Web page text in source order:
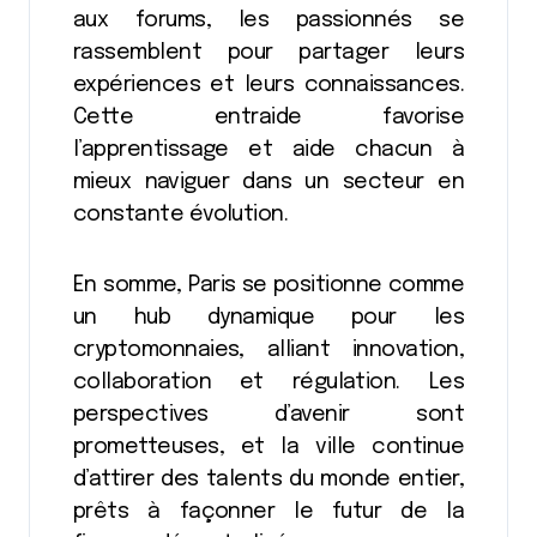
aux forums, les passionnés se
rassemblent pour partager leurs
expériences et leurs connaissances.
Cette entraide favorise
l’apprentissage et aide chacun à
mieux naviguer dans un secteur en
constante évolution.
En somme, Paris se positionne comme
un hub dynamique pour les
cryptomonnaies, alliant innovation,
collaboration et régulation. Les
perspectives d’avenir sont
prometteuses, et la ville continue
d’attirer des talents du monde entier,
prêts à façonner le futur de la